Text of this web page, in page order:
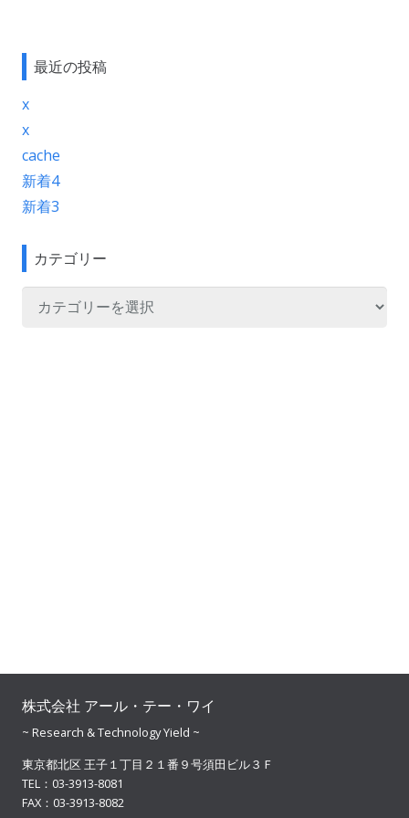
索:
最近の投稿
x
x
cache
新着4
新着3
カテゴリー
株式会社 アール・テー・ワイ
~ Research & Technology Yield ~
東京都北区 王子１丁目２１番９号須田ビル３Ｆ
TEL：03-3913-8081
FAX：03-3913-8082